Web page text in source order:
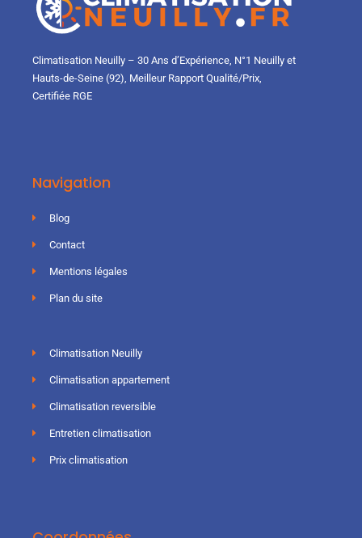
Climatisation Neuilly – 30 Ans d’Expérience, N°1 Neuilly et
Hauts-de-Seine (92), Meilleur Rapport Qualité/Prix,
Certifiée RGE
Navigation
Blog
Contact
Mentions légales
Plan du site
Climatisation Neuilly
Climatisation appartement
Climatisation reversible
Entretien climatisation
Prix climatisation